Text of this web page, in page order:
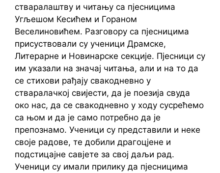
стваралаштву и читању са пјесницима
Угљешом Кесићем и Гораном
Веселиновићем. Разговору са пјесницима
присуствовали су ученици Драмске,
Литерарне и Новинарске секције. Пјесници су
им указали на значај читања, али и на то да
се стихови рађају свакодневно у
стваралачкој свијести, да је поезија свуда
око нас, да се свакодневно у ходу сусрећемо
са њом и да је само потребно да је
препознамо. Ученици су представили и неке
своје радове, те добили драгоцјене и
подстицајне савјете за свој даљи рад.
Ученици су имали прилику да пјесницима